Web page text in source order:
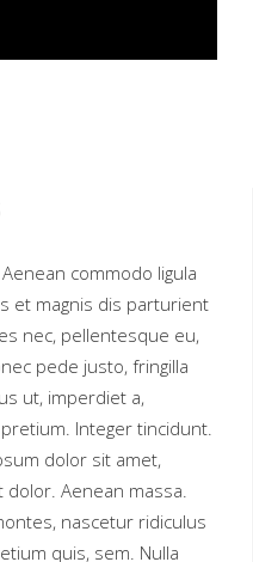
commodo ligula
et magnis dis parturient
nec, pellentesque eu,
pede justo, fringilla
ut, imperdiet a,
Integer tincidunt.
dolor sit amet,
dolor. Aenean massa.
nascetur ridiculus
quis, sem. Nulla